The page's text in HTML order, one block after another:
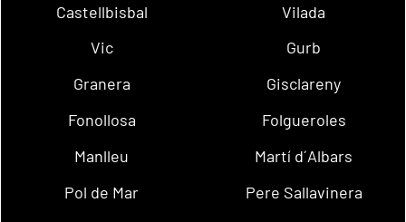
Castellbisbal
Vilada
Vic
Gurb
Granera
Gisclareny
Fonollosa
Folgueroles
Manlleu
Martí d´Albars
Pol de Mar
Pere Sallavinera